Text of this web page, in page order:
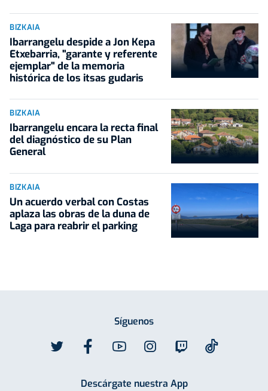
BIZKAIA
Ibarrangelu despide a Jon Kepa
Etxebarria, "garante y referente
ejemplar" de la memoria
histórica de los itsas gudaris
BIZKAIA
Ibarrangelu encara la recta final
del diagnóstico de su Plan
General
BIZKAIA
Un acuerdo verbal con Costas
aplaza las obras de la duna de
Laga para reabrir el parking
Síguenos
Descárgate nuestra App